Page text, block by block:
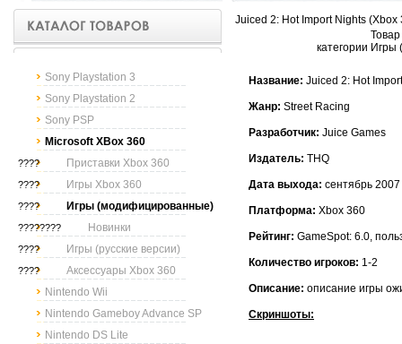
Sony Playstation 3
Sony Playstation 2
Sony PSP
Microsoft XBox 360
???? Приставки Xbox 360
???? Игры Xbox 360
???? Игры (модифицированные)
???????? Новинки
???? Игры (русские версии)
????
Аксессуары Xbox 360
Nintendo Wii
Nintendo Gameboy Advance SP
Nintendo DS Lite
Juiced 2: Hot Import Nights (Xbox
категории
Название: Juiced 2: Hot
Жанр: Street Racing
Разработчик: Juice Games
Издатель: THQ
Дата выхода: сентябрь 2007
Платформа: Xbox 360
Рейтинг: GameSpot: 6.0,
Количество игроков: 1-2
Описание: описание игры
Скриншоты: